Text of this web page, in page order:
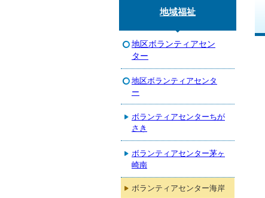
地域福祉
地区ボランティアセン
ター
地区ボランティアセンタ
ー
ボランティアセンターちが
さき
ボランティアセンター茅ヶ
崎南
ボランティアセンター海岸